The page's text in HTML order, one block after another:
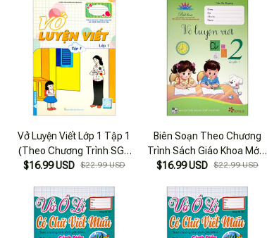
Sống)
Vở Luyện Viết Lớp 1 Tập 1
(Theo Chương Trình SGK
Mới Bộ Chân Trời Sáng
$16.99 USD $22.99 USD
Biên Soạn Theo Chương
Trình Sách Giáo Khoa Mới -
Vở Luyện Viết 2 - Quyển 1
$16.99 USD $22.99 USD